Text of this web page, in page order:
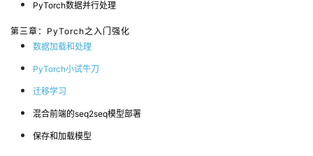
PyTorch数据并行处理
第三章：PyTorch之入门强化
数据加载和处理
PyTorch小试牛刀
迁移学习
混合前端的seq2seq模型部署
保存和加载模型